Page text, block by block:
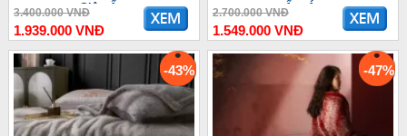
Siêu Ấm
3.400.000 VNĐ
1.939.000 VNĐ
Ấm Áp
2.700.000 VNĐ
1.549.000 VNĐ
-43% -47%